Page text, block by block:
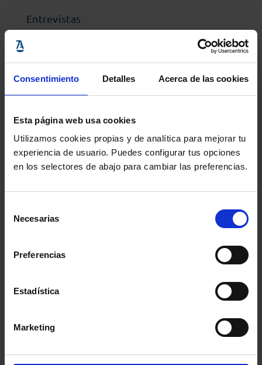
Consentimiento Detalles Acerca de las cookies
Esta página web usa cookies
Utilizamos cookies propias y de analítica para mejorar tu
experiencia de usuario. Puedes configurar tus opciones
en los selectores de abajo para cambiar las preferencias.
Necesarias
Preferencias
Estadística
Marketing
Entrevistas
Newsletters
Suscríbete a nuestros Newsletters
Artículos de expertos en distintas materias
Revista Abogacía Española
Publicidad